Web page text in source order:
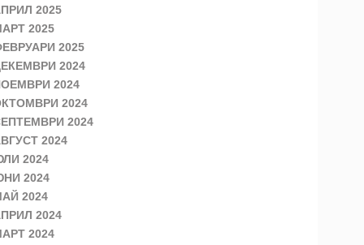
2025
2025
2025
2024
2024
2024
2024
2024
2024
2024
2024
2024
2024